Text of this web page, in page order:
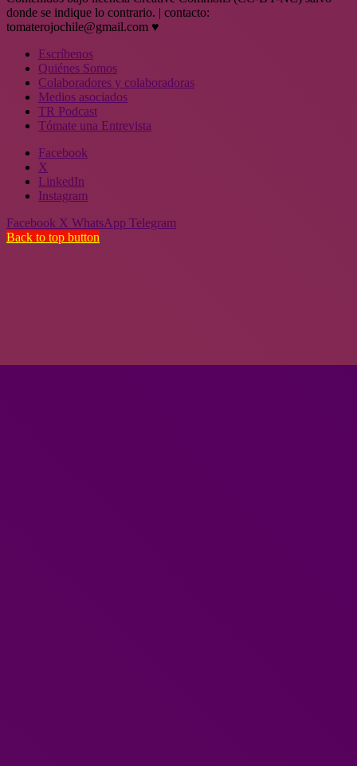
donde se indique lo contrario. | contacto:
tomaterojochile@gmail.com ♥
Escríbenos
Quiénes Somos
Colaboradores y colaboradoras
Medios asociados
TR Podcast
Tómate una Entrevista
Facebook
X
LinkedIn
Instagram
Facebook X WhatsApp Telegram
Back to top button